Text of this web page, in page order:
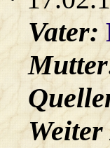
Vater:
Weiter